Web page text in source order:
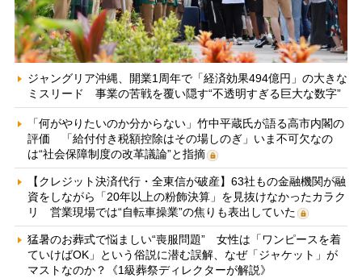
ジャングリア沖縄、開業1周年で「経済効果494億円」の大きな
ミスリード 事業の苦戦を覆い隠す“不透明すぎる巨大な数字”
「何がやりたいのか分からない」竹中平蔵氏が語る高市内閣の
評価 「給付付き税額控除はその場しのぎ」いま不可欠なの
は“社会保障制度の改革議論”と指摘
【クレジット決済代行・全東信が破産】63社もの金融機関が融
資をしながら「20年以上の粉飾決算」を見抜けなかったカラク
リ 営業現場では“自転車操業”の焦りも表出していた
猛暑のお葬式で悩ましい“喪服問題” 女性は「ワンピースを着
ていけばOK」という俗説に潜む誤解、なぜ「ジャケット」が
マストなのか？《1級葬祭ディレクターが解説》